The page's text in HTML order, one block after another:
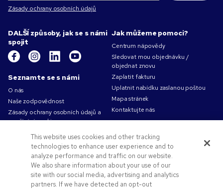
Zásady ochrany osobních údajů
DALŠÍ způsoby, jak se s námi
spojit
Seznamte se s námi
O nás
Naše zodpovědnost
Zásady ochrany osobních údajů a
používání cookies
Podmínky použití
Obchodní podmínky
Volná pracovní místa v Pens.com
Nabídky a zdroje
Reklamní předměty
Jak můžeme pomoci?
Centrum nápovědy
Sledovat mou objednávku /
objednat znovu
Zaplatit fakturu
Uplatnit nabídku zaslanou poštou
Mapa stránek
Kontaktujte nás
This website uses cookies and other tracking
technologies to enhance user experience and to
analyze performance and traffic on our website.
We also share information about your use of our
site with our social media, advertising and analytics
partners. If we have detected an opt-out